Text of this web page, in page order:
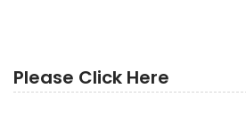
Please Click Here